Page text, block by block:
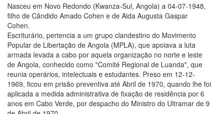
Nasceu em Novo Redondo (Kwanza-Sul, Angola) a 04-07-1948,
filho de Cândido Amado Cohen e de Aida Augusta Gaspar
Cohen.
Escriturário, pertencia a um grupo clandestino do Movimento
Popular de Libertação de Angola (MPLA), que apoiava a luta
armada levada a cabo por aquela organização no norte e leste
de Angola, conhecido como "Comité Regional de Luanda", que
reunia operários, intelectuais e estudantes. Preso em 12-12-
1969, ficou em prisão preventiva até Abril de 1970, quando lhe foi
aplicada a medida administrativa de fixação de residência por 6
anos em Cabo Verde, por despacho do Ministro do Ultramar de 9